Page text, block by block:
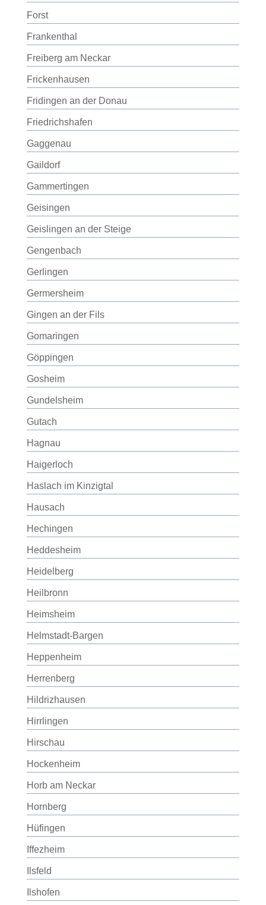
Forst
Frankenthal
Freiberg am Neckar
Frickenhausen
Fridingen an der Donau
Friedrichshafen
Gaggenau
Gaildorf
Gammertingen
Geisingen
Geislingen an der Steige
Gengenbach
Gerlingen
Germersheim
Gingen an der Fils
Gomaringen
Göppingen
Gosheim
Gundelsheim
Gutach
Hagnau
Haigerloch
Haslach im Kinzigtal
Hausach
Hechingen
Heddesheim
Heidelberg
Heilbronn
Heimsheim
Helmstadt-Bargen
Heppenheim
Herrenberg
Hildrizhausen
Hirrlingen
Hirschau
Hockenheim
Horb am Neckar
Hornberg
Hüfingen
Iffezheim
Ilsfeld
Ilshofen